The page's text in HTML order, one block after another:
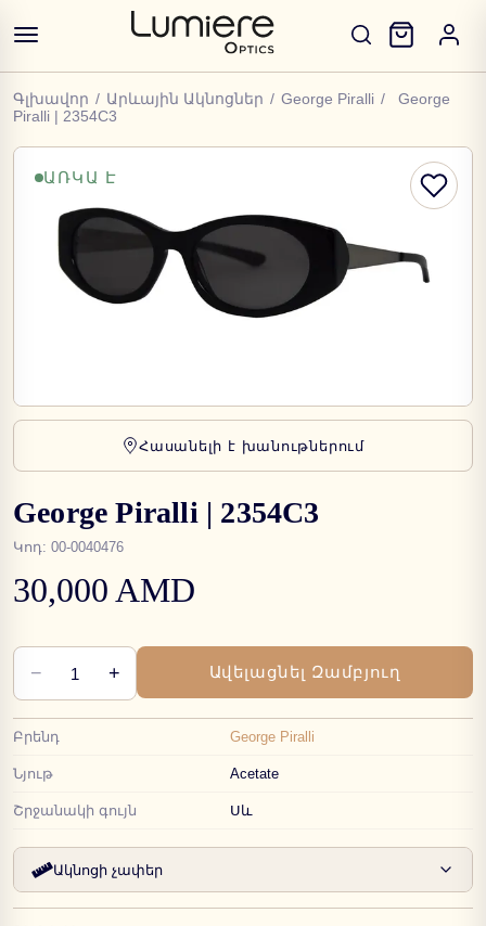
Գլխավոր / Արևային Ակնոցներ / George Piralli /
George
Piralli | 2354C3
ԱՌԿԱ Է
Հասանելի է խանութներում
George Piralli | 2354C3
Կոդ: 00-0040476
30,000 AMD
− 1 + Ավելացնել Զամբյուղ
Բրենդ George Piralli
Նյութ Acetate
Շրջանակի գույն Սև
Ակնոցի չափեր